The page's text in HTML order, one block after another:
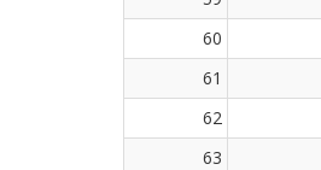
60
61
62
63